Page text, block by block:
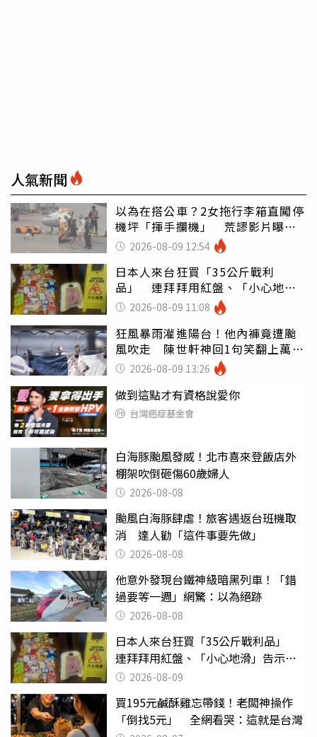
人氣新聞
以為在搭公車？2女拖行李箱直闖停
機坪「揮手攔機」 荒謬影片曝網
傻眼2026-08-09 12:54
日本人來台狂買「35公斤戰利
品」 連拜拜用紅盤、「小心地
滑」告示牌也帶回家
2026-08-09 11:08
狂風暴雨灌進陽台！他內褲竟遭颱
風吹走 陳世軒神回1句笑翻上萬網
友 2026-08-09 13:26
做到這點才有資格說愛你
台灣癌症基金會
白海豚颱風發威！北市喜來登飯店外
棚架吹倒砸傷60歲婦人
2026-08-08
颱風白海豚肆虐！旅客遇返台班機取
消 達人勸「這件事要先做」
2026-08-08
他意外發現台鐵神級暗黑列車！「錯
過要等一週」網驚：以為絕跡
2026-08-08
日本人來台狂買「35公斤戰利品」
連拜拜用紅盤、「小心地滑」告示牌
也帶回家
2026-08-09
買195元鹹酥雞忘帶錢！老闆神操作
「倒找5元」 全網看哭：這就是台灣